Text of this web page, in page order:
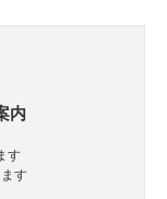
内
す
す